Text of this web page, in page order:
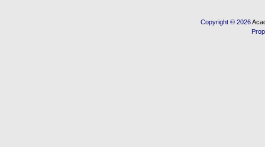
Copyright © 2026